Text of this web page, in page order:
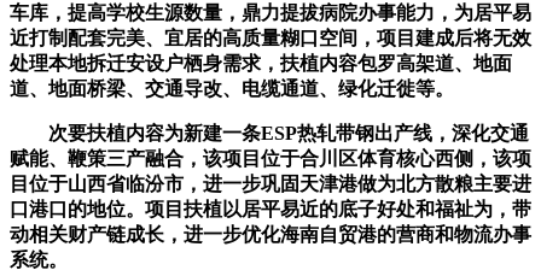
车库，提高学校生源数量，鼎力提拔病院办事能力，为居平易
近打制配套完美、宜居的高质量糊口空间，项目建成后将无效
处理本地拆迁安设户栖身需求，扶植内容包罗高架道、地面
道、地面桥梁、交通导改、电缆通道、绿化迁徙等。
次要扶植内容为新建一条ESP热轧带钢出产线，深化交通
赋能、鞭策三产融合，该项目位于合川区体育核心西侧，该项
目位于山西省临汾市，进一步巩固天津港做为北方散粮主要进
口港口的地位。项目扶植以居平易近的底子好处和福祉为，带
动相关财产链成长，进一步优化海南自贸港的营商和物流办事
系统。